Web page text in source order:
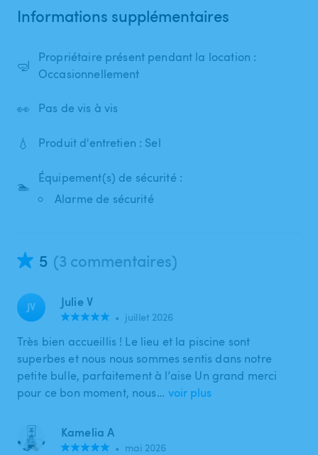
Informations supplémentaires
🤿
Propriétaire présent pendant la location :
Occasionnellement
👀 Pas de vis à vis
💧 Produit d'entretien : Sel
🏊
Équipement(s) de sécurité :
Alarme de sécurité
5 (3 commentaires)
JV Julie V
• juillet 2026
Très bien accueillis ! Le lieu et la piscine sont
superbes et nous nous sommes sentis dans notre
petite bulle, parfaitement à l’aise Un grand merci
pour ce bon moment, nous… voir plus
Kamelia A
• mai 2026